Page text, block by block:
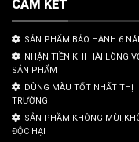
CAM KẾT
SẢN PHẨM BẢO HÀNH 6
NHẬN TIỀN KHI HÀI LÒNG
SẢN PHẨM
DÙNG MÀU TỐT NHẤT THỊ
TRƯỜNG
SẢN PHẦM KHÔNG
ĐỘC HẠI